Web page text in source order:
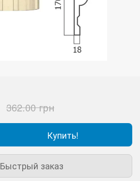
362.00 грн
Купить!
Быстрый заказ